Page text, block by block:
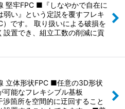
堅牢FPC ■『しなやかで自在に
弱い』という定説を覆すフレキ
）です。 取り扱いによる破損を
設置でき、組立工数の削減に貢
立体形状FPC ■任意の3D形状
可能なフレキシブル基板
渉箇所を空間的に迂回すること